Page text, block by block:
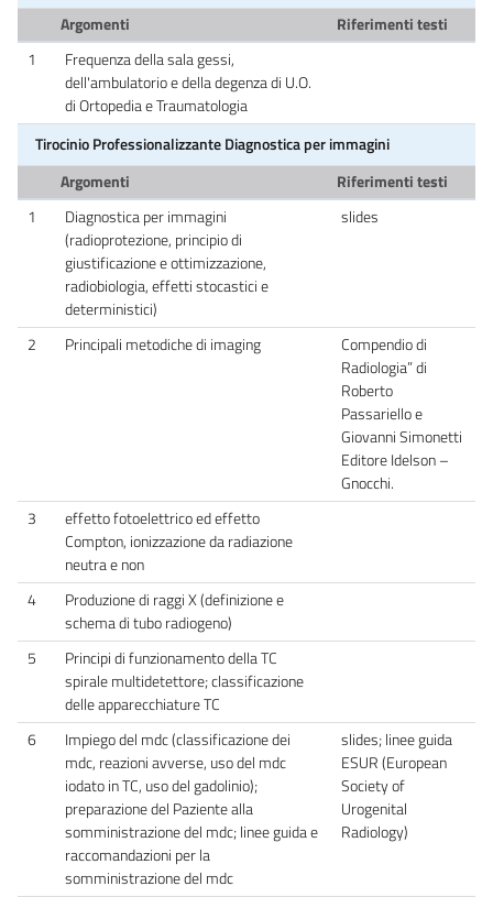
Argomenti
Riferimenti testi
1
Frequenza della sala gessi,
dell'ambulatorio e della degenza di U.O.
di Ortopedia e Traumatologia
Tirocinio Professionalizzante Diagnostica per immagini
Argomenti
Riferimenti testi
1
Diagnostica per immagini
(radioprotezione, principio di
giustificazione e ottimizzazione,
radiobiologia, effetti stocastici e
deterministici)
slides
2 Principali metodiche di imaging
Compendio di
Radiologia” di
Roberto
Passariello e
Giovanni Simonetti
Editore Idelson –
Gnocchi.
3
effetto fotoelettrico ed effetto
Compton, ionizzazione da radiazione
neutra e non
4
Produzione di raggi X (definizione e
schema di tubo radiogeno)
5
Principi di funzionamento della TC
spirale multidetettore; classificazione
delle apparecchiature TC
6
Impiego del mdc (classificazione dei
mdc, reazioni avverse, uso del mdc
iodato in TC, uso del gadolinio);
preparazione del Paziente alla
somministrazione del mdc; linee guida e
raccomandazioni per la
somministrazione del mdc
slides; linee guida
ESUR (European
Society of
Urogenital
Radiology)